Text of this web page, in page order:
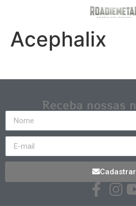
Acephalix
Receba nossas
Cadastrar